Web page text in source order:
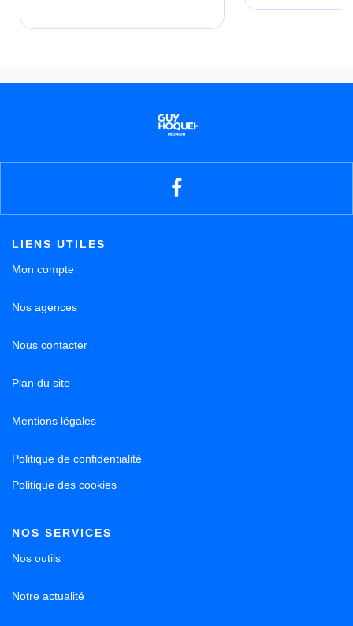
LIENS UTILES
Mon compte
Nos agences
Nous contacter
Plan du site
Mentions légales
Politique de confidentialité
Politique des cookies
NOS SERVICES
Nos outils
Notre actualité